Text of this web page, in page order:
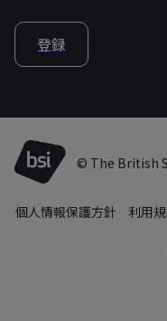
登録
© The British
個人情報保護方針 利用